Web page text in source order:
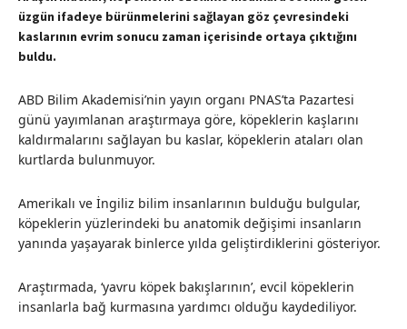
üzgün ifadeye bürünmelerini sağlayan göz çevresindeki
kaslarının evrim sonucu zaman içerisinde ortaya çıktığını
buldu.
ABD Bilim Akademisi’nin yayın organı PNAS’ta Pazartesi
günü yayımlanan araştırmaya göre, köpeklerin kaşlarını
kaldırmalarını sağlayan bu kaslar, köpeklerin ataları olan
kurtlarda bulunmuyor.
Amerikalı ve İngiliz bilim insanlarının bulduğu bulgular,
köpeklerin yüzlerindeki bu anatomik değişimi insanların
yanında yaşayarak binlerce yılda geliştirdiklerini gösteriyor.
Araştırmada, ‘yavru köpek bakışlarının’, evcil köpeklerin
insanlarla bağ kurmasına yardımcı olduğu kaydediliyor.